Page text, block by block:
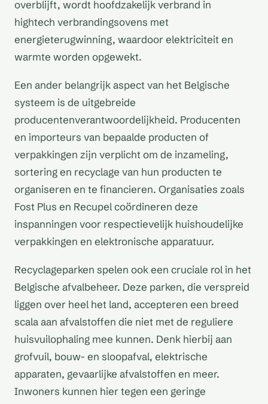
overblijft, wordt hoofdzakelijk verbrand in
hightech verbrandingsovens met
energieterugwinning, waardoor elektriciteit en
warmte worden opgewekt.
Een ander belangrijk aspect van het Belgische
systeem is de uitgebreide
producentenverantwoordelijkheid. Producenten
en importeurs van bepaalde producten of
verpakkingen zijn verplicht om de inzameling,
sortering en recyclage van hun producten te
organiseren en te financieren. Organisaties zoals
Fost Plus en Recupel coördineren deze
inspanningen voor respectievelijk huishoudelijke
verpakkingen en elektronische apparatuur.
Recyclageparken spelen ook een cruciale rol in het
Belgische afvalbeheer. Deze parken, die verspreid
liggen over heel het land, accepteren een breed
scala aan afvalstoffen die niet met de reguliere
huisvuilophaling mee kunnen. Denk hierbij aan
grofvuil, bouw- en sloopafval, elektrische
apparaten, gevaarlijke afvalstoffen en meer.
Inwoners kunnen hier tegen een geringe